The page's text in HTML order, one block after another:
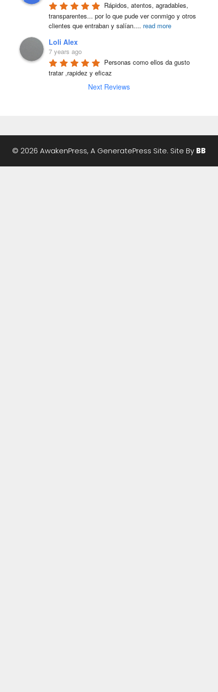
Rápidos, atentos, agradables,
transparentes... por lo que pude ver conmigo y otros
clientes que entraban y salían.... read more
Loli Alex
7 years ago
Personas como ellos da gusto
tratar ,rapidez y eficaz
Next Reviews
© 2026 AwakenPress, A GeneratePress Site. Site By BB